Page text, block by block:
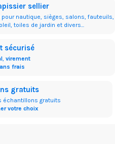
sellier
nautique, sièges, salons, fauteuils,
toiles de jardin et divers...
sécurisé
, virement
frais
gratuits
échantillons gratuits
votre choix